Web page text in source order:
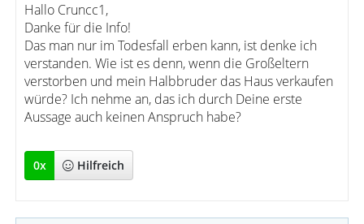
Hallo Cruncc1,
Danke für die Info!
Das man nur im Todesfall erben kann, ist denke ich
verstanden. Wie ist es denn, wenn die Großeltern
verstorben und mein Halbbruder das Haus verkaufen
würde? Ich nehme an, das ich durch Deine erste
Aussage auch keinen Anspruch habe?
0x Hilfreich